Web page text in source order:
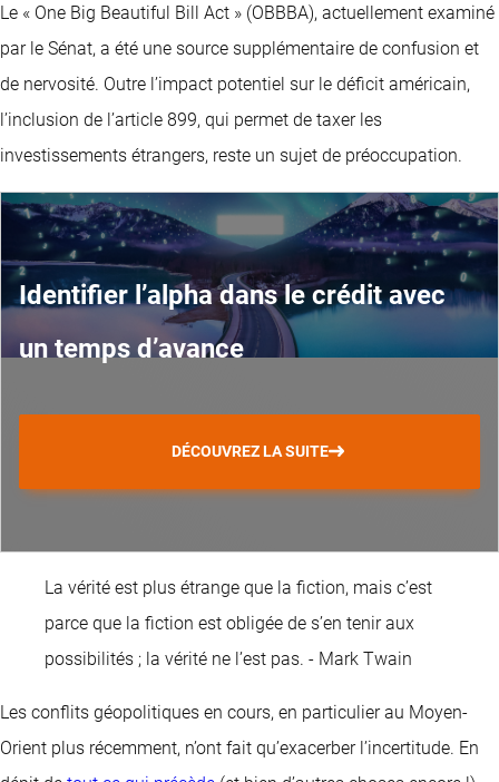
Le « One Big Beautiful Bill Act » (OBBBA), actuellement examiné
par le Sénat, a été une source supplémentaire de confusion et
de nervosité. Outre l’impact potentiel sur le déficit américain,
l’inclusion de l’article 899, qui permet de taxer les
investissements étrangers, reste un sujet de préoccupation.
Identifier l’alpha dans le crédit avec
un temps d’avance
DÉCOUVREZ LA SUITE
La vérité est plus étrange que la fiction, mais c’est
parce que la fiction est obligée de s’en tenir aux
possibilités ; la vérité ne l’est pas. - Mark Twain
Les conflits géopolitiques en cours, en particulier au Moyen-
Orient plus récemment, n’ont fait qu’exacerber l’incertitude. En